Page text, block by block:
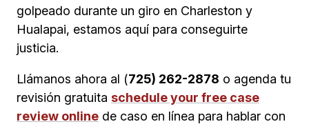
golpeado durante un giro en Charleston y
Hualapai, estamos aquí para conseguirte
justicia.
Llámanos ahora al (725) 262-2878 o agenda tu
revisión gratuita schedule your free case
review online de caso en línea para hablar con